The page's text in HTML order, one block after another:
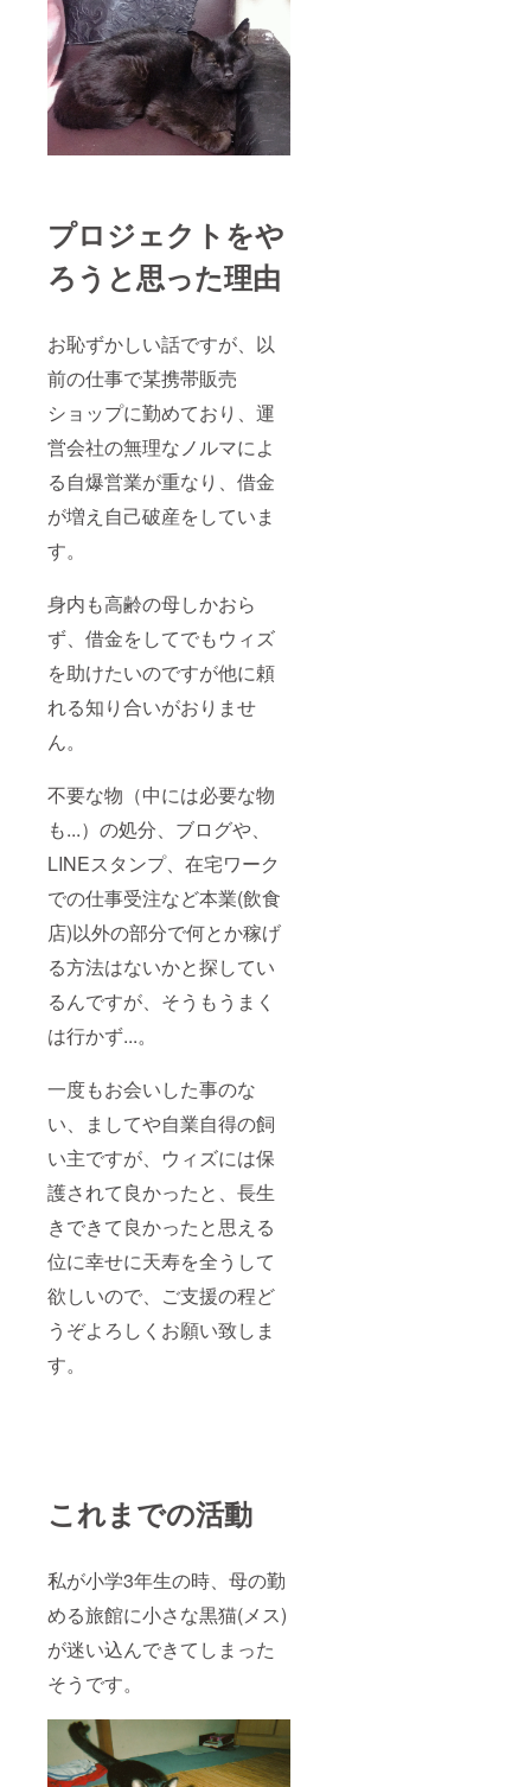
プロジェクトをや
ろうと思った理由
お恥ずかしい話ですが、以
前の仕事で某携帯販売
ショップに勤めており、運
営会社の無理なノルマによ
る自爆営業が重なり、借金
が増え自己破産をしていま
す。
身内も高齢の母しかおら
ず、借金をしてでもウィズ
を助けたいのですが他に頼
れる知り合いがおりませ
ん。
不要な物（中には必要な物
も...）の処分、ブログや、
LINEスタンプ、在宅ワーク
での仕事受注など本業(飲食
店)以外の部分で何とか稼げ
る方法はないかと探してい
るんですが、そうもうまく
は行かず...。
一度もお会いした事のな
い、ましてや自業自得の飼
い主ですが、ウィズには保
護されて良かったと、長生
きできて良かったと思える
位に幸せに天寿を全うして
欲しいので、ご支援の程ど
うぞよろしくお願い致しま
す。
これまでの活動
私が小学3年生の時、母の勤
める旅館に小さな黒猫(メス)
が迷い込んできてしまった
そうです。